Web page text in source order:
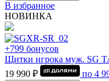
В избранное
НОВИНКА
+799 бонусов
Щитки игрока муж. SG
19 990 ₽
по 4